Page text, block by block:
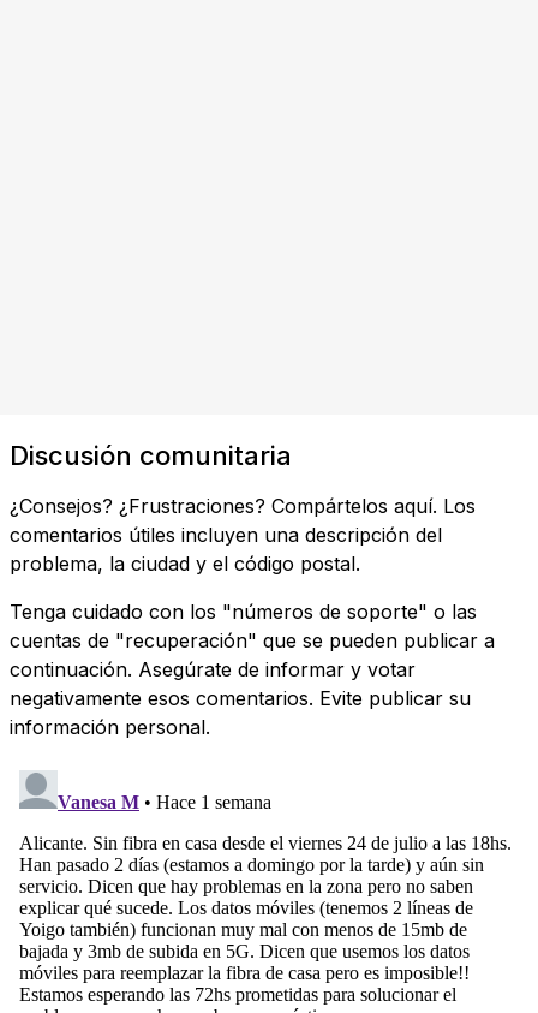
Discusión comunitaria
¿Consejos? ¿Frustraciones? Compártelos aquí. Los
comentarios útiles incluyen una descripción del
problema, la ciudad y el código postal.
Tenga cuidado con los "números de soporte" o las
cuentas de "recuperación" que se pueden publicar a
continuación. Asegúrate de informar y votar
negativamente esos comentarios. Evite publicar su
información personal.